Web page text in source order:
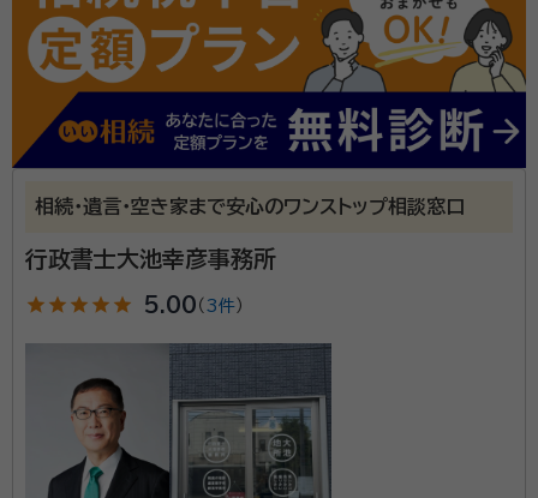
相続・遺言・空き家まで安心のワンストップ相談窓口
行政書士大池幸彦事務所
star star star star star 5.00 （ 3件）